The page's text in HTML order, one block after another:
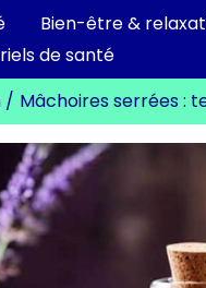
Bien-être &
de santé
Mâchoires serrées :